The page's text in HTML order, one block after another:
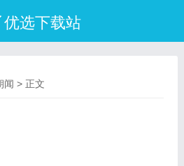
优选下载站
闻 > 正文